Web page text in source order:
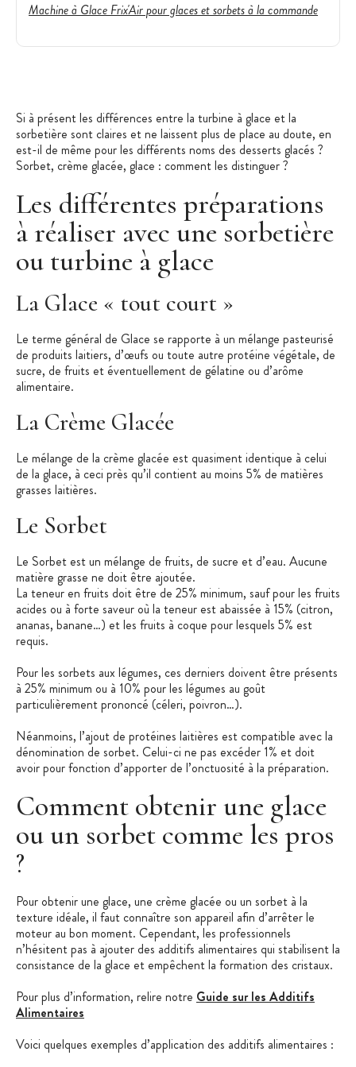
Machine à Glace Frix'Air pour glaces et sorbets à la commande
Si à présent les différences entre la turbine à glace et la
sorbetière sont claires et ne laissent plus de place au doute, en
est-il de même pour les différents noms des desserts glacés ?
Sorbet, crème glacée, glace : comment les distinguer ?
Les différentes préparations
à réaliser avec une sorbetière
ou turbine à glace
La Glace « tout court »
Le terme général de Glace se rapporte à un mélange pasteurisé
de produits laitiers, d’œufs ou toute autre protéine végétale, de
sucre, de fruits et éventuellement de gélatine ou d’arôme
alimentaire.
La Crème Glacée
Le mélange de la crème glacée est quasiment identique à celui
de la glace, à ceci près qu’il contient au moins 5% de matières
grasses laitières.
Le Sorbet
Le Sorbet est un mélange de fruits, de sucre et d’eau. Aucune
matière grasse ne doit être ajoutée.
La teneur en fruits doit être de 25% minimum, sauf pour les fruits
acides ou à forte saveur où la teneur est abaissée à 15% (citron,
ananas, banane…) et les fruits à coque pour lesquels 5% est
requis.
Pour les sorbets aux légumes, ces derniers doivent être présents
à 25% minimum ou à 10% pour les légumes au goût
particulièrement prononcé (céleri, poivron…).
Néanmoins, l’ajout de protéines laitières est compatible avec la
dénomination de sorbet. Celui-ci ne pas excéder 1% et doit
avoir pour fonction d’apporter de l’onctuosité à la préparation.
Comment obtenir une glace
ou un sorbet comme les pros
?
Pour obtenir une glace, une crème glacée ou un sorbet à la
texture idéale, il faut connaître son appareil afin d’arrêter le
moteur au bon moment. Cependant, les professionnels
n’hésitent pas à ajouter des additifs alimentaires qui stabilisent la
consistance de la glace et empêchent la formation des cristaux.
Pour plus d’information, relire notre Guide sur les Additifs
Alimentaires
Voici quelques exemples d’application des additifs alimentaires :